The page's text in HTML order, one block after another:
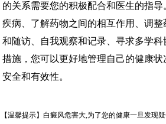
的关系需要您的积极配合和医生的指
疾病、了解药物之间的相互作用、调
和随访、自我观察和记录、寻求多学
措施，您可以更好地管理自己的健康
安全和有效性。
【温馨提示】 白癜风危害大,为了您的健康一旦发现